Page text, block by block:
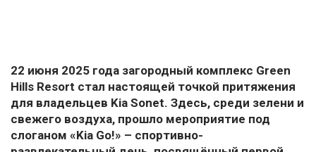
22 июня 2025 года загородный комплекс Green
Hills Resort стал настоящей точкой притяжения
для владельцев Kia Sonet. Здесь, среди зелени и
свежего воздуха, прошло мероприятие под
слоганом «Kia Go!» – спортивно-